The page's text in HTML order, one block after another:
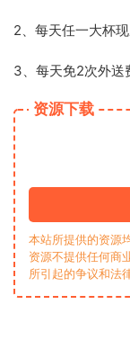
2、每天任一大杯
3、每天免2次外送
资源下载
本站所提供的资源
资源不提供任何商
所引起的争议和法